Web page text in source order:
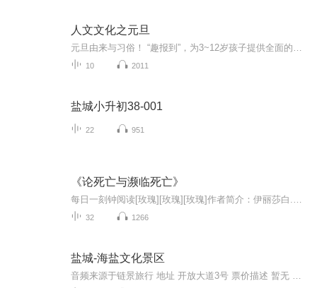
人文文化之元旦
10 2011
盐城小升初38-001
22 951
《论死亡与濒临死亡》
32 1266
盐城-海盐文化景区